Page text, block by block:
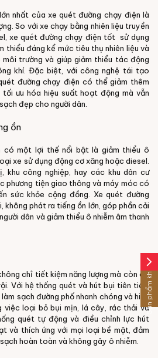
nhất của xe quét đường chạy điện là
So với xe chạy bằng nhiên liệu truyền
xe quét đường chạy điện tốt sử dụng
thiểu đáng kể mức tiêu thụ nhiên liệu và
trường và giúp giảm thiểu tác động
khí. Đặc biệt, với công nghệ tái tạo
đường chạy điện có thể giảm thêm
tối ưu hóa hiệu suất hoạt động mà vẫn
đẹp cho người dân.
ồn
có một lợi thế nổi bật là giảm thiểu ô
xe sử dụng động cơ xăng hoặc diesel.
khu công nghiệp, hay các khu dân cư
phương tiện giao thông và máy móc có
sức khỏe cộng đồng. Xe quét đường
không phát ra tiếng ồn lớn, góp phần cải
dân và giảm thiểu ô nhiễm âm thanh
chỉ tiết kiệm năng lượng mà còn có
Với hệ thống quét và hút bụi tiên tiến,
sạch đường phố nhanh chóng và hiệu
việc loại bỏ bụi mịn, lá cây, rác thải và
quét tự động và điều chỉnh lực hút
và thích ứng với mọi loại bề mặt, đảm
hoàn toàn và không gây ô nhiễm.
arrow_forward_ios
Sản phẩm khác